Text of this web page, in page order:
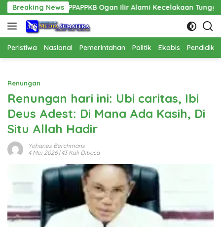
Langsung
ke
konten
Breaking NewsOgan Ilir Alami Kecelakaan Tunggal
Peristiwa Nasional Pemerintahan Politik Ekobis
Renungan
Renungan hari ini: Ubi caritas, Ibi
Deus Adest: Di Mana Ada Kasih, Di
Situ Allah Hadir
Yohanes Berchmans
4 Mei 2026| 43 Kali Dibaca